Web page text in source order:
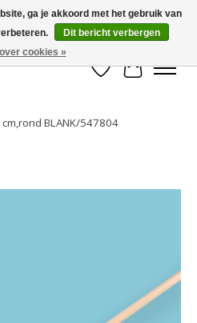
shipping!
Verlanglijst
BLANK/547804
ga je akkoord met het gebruik van
Dit bericht verbergen
cookies »